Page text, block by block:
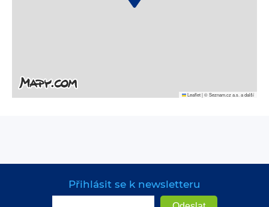
Leaflet|© Seznam.cz a.s. a další
Přihlásit se k newsletteru